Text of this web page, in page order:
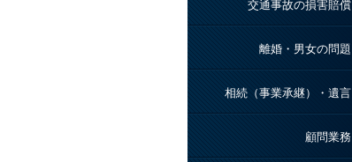
交通事故の損害賠償
離婚・男女の問題
相続（事業承継）・遺言
顧問業務